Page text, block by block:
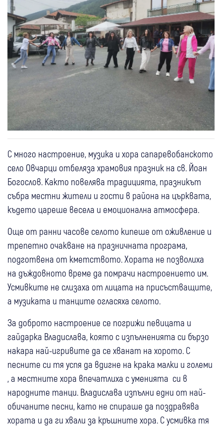
С много настроение, музика и хора сапаревобанското
село Овчарци отбеляза храмовия празник на св. Йоан
Богослов. Както повелява традицията, празникът
събра местни жители и гости в района на църквата,
където цареше весела и емоционална атмосфера.
Още от ранни часове селото кипеше от оживление и
трепетно очакване на празничната програма,
подготвена от кметството. Хората не позволиха
на дъждовното време да помрачи настроението им.
Усмивките не слизаха от лицата на присъстващите,
а музиката и танците огласяха селото.
За доброто настроение се погрижи певицата и
гайдарка Владислава, която с изпълненията си бързо
накара най-игривите да се хванат на хорото. С
песните си тя успя да вдигне на крака малки и големи
, а местните хора впечатлиха с уменията си в
народните танци. Владислава изпълни едни от най-
обичаните песни, като не спираше да поздравява
хората и да ги хвали за кръшните хора. С усмивка тя